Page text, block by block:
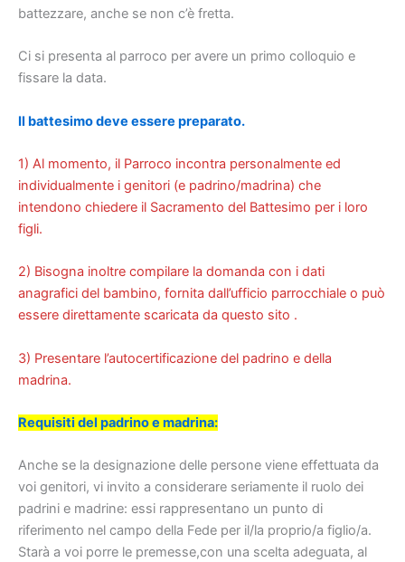
battezzare, anche se non c’è fretta.
Ci si presenta al parroco per avere un primo colloquio e
fissare la data.
Il battesimo deve essere preparato.
1) Al momento, il Parroco incontra personalmente ed
individualmente i genitori (e padrino/madrina) che
intendono chiedere il Sacramento del Battesimo per i loro
figli.
2) Bisogna inoltre compilare la domanda con i dati
anagrafici del bambino, fornita dall’ufficio parrocchiale o può
essere direttamente scaricata da questo sito .
3) Presentare l’autocertificazione del padrino e della
madrina.
Requisiti del padrino e madrina:
Anche se la designazione delle persone viene effettuata da
voi genitori, vi invito a considerare seriamente il ruolo dei
padrini e madrine: essi rappresentano un punto di
riferimento nel campo della Fede per il/la proprio/a figlio/a.
Starà a voi porre le premesse,con una scelta adeguata, al